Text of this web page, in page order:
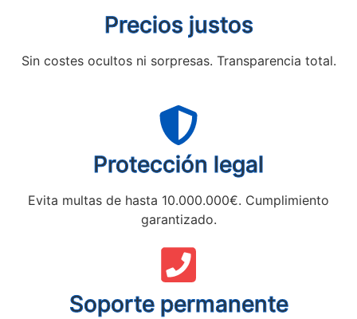
Precios justos
Sin costes ocultos ni sorpresas. Transparencia total.
Protección legal
Evita multas de hasta 10.000.000€. Cumplimiento
garantizado.
Soporte permanente